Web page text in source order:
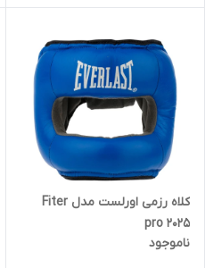
کلاه رزمی اورلست مدل Fiter
pro 2025
ناموجود